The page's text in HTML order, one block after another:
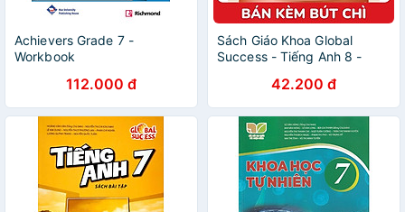
Achievers Grade 7 -
Workbook
112.000 đ
Sách Giáo Khoa Global
Success - Tiếng Anh 8 -
42.200 đ